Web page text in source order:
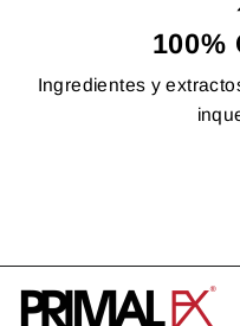
100%
Ingredientes y